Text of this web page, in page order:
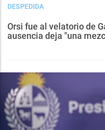
DESPEDIDA
Orsi fue al velatorio de
ausencia deja "una